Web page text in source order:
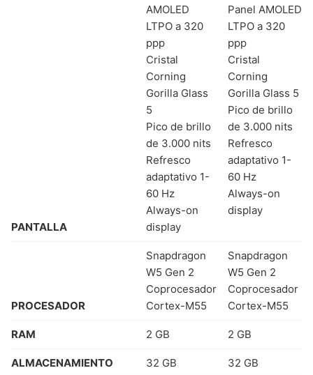
PANTALLA
AMOLED
LTPO a 320
ppp
Cristal
Corning
Gorilla Glass
5
Pico de brillo
de 3.000 nits
Refresco
adaptativo 1-
60 Hz
Always-on
display
Panel AMOLED
LTPO a 320
ppp
Cristal
Corning
Gorilla Glass 5
Pico de brillo
de 3.000 nits
Refresco
adaptativo 1-
60 Hz
Always-on
display
PROCESADOR
Snapdragon
W5 Gen 2
Coprocesador
Cortex-M55
Snapdragon
W5 Gen 2
Coprocesador
Cortex-M55
RAM 2 GB 2 GB
ALMACENAMIENTO 32 GB 32 GB